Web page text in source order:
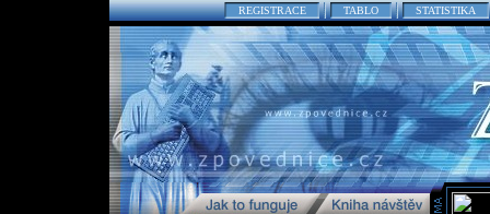
REGISTRACE TABLO STATISTIKA